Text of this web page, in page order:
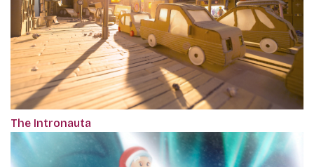
The Intronauta